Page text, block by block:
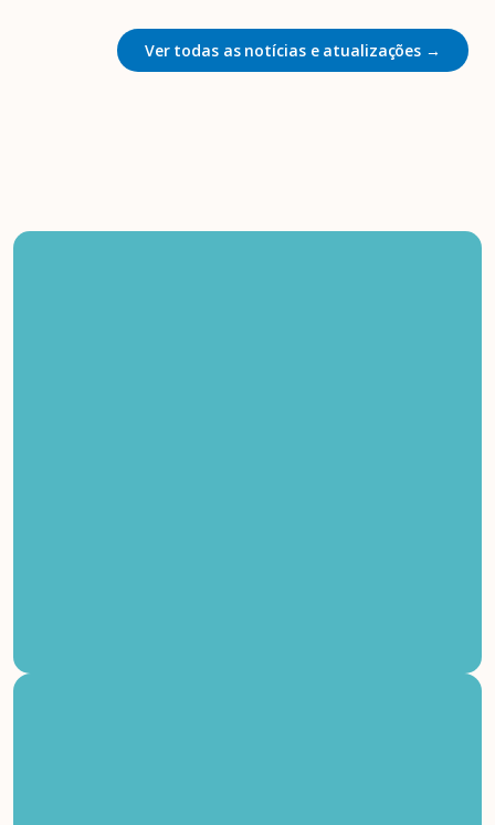
Ver todas as notícias e atualizações →